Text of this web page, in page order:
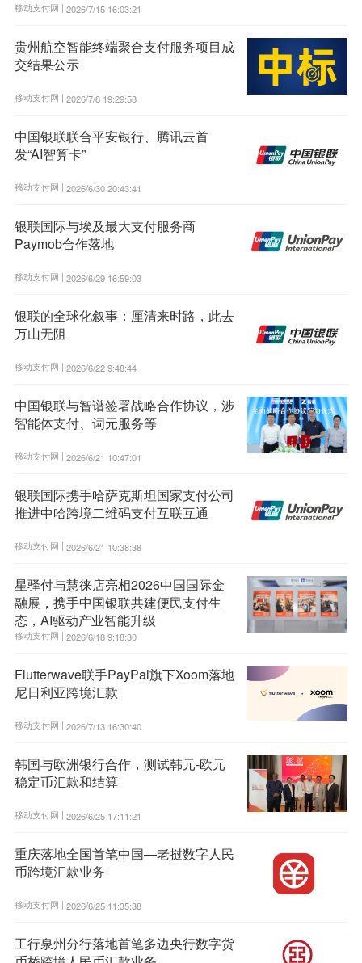
移动支付网 | 2026/7/15 16:03:21
贵州航空智能终端聚合支付服务项目成
交结果公示
移动支付网 | 2026/7/8 19:29:58
中国银联联合平安银行、腾讯云首
发“AI智算卡”
移动支付网 | 2026/6/30 20:43:41
银联国际与埃及最大支付服务商
Paymob合作落地
移动支付网 | 2026/6/29 16:59:03
银联的全球化叙事：厘清来时路，此去
万山无阻
移动支付网 | 2026/6/22 9:48:44
中国银联与智谱签署战略合作协议，涉
智能体支付、词元服务等
移动支付网 | 2026/6/21 10:47:01
银联国际携手哈萨克斯坦国家支付公司
推进中哈跨境二维码支付互联互通
移动支付网 | 2026/6/21 10:38:38
星驿付与慧徕店亮相2026中国国际金
融展，携手中国银联共建便民支付生
态，AI驱动产业智能升级
移动支付网 | 2026/6/18 9:18:30
Flutterwave联手PayPal旗下Xoom落地
尼日利亚跨境汇款
移动支付网 | 2026/7/13 16:30:40
韩国与欧洲银行合作，测试韩元-欧元
稳定币汇款和结算
移动支付网 | 2026/6/25 17:11:21
重庆落地全国首笔中国—老挝数字人民
币跨境汇款业务
移动支付网 | 2026/6/25 11:35:38
工行泉州分行落地首笔多边央行数字货